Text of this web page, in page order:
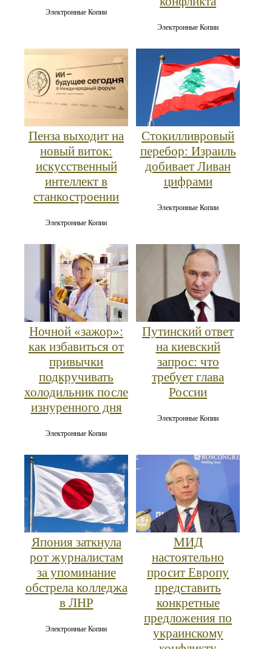
Электронные Копии
Электронные Копии
Пенза выходит на
новый виток:
искусственный
интеллект в
станкостроении
Электронные Копии
Стокилливровый
перебор: Израиль
добивает Ливан
цифрами
Электронные Копии
Ночной «зажор»:
как избавиться от
привычки
подкручивать
холодильник после
изнуренного дня
Электронные Копии
Путинский ответ
на киевский
запрос: что
требует глава
России
Электронные Копии
Япония заткнула
рот журналистам
за упоминание
обстрела колледжа
в ЛНР
Электронные Копии
МИД
настоятельно
просит Европу
представить
конкретные
предложения по
украинскому